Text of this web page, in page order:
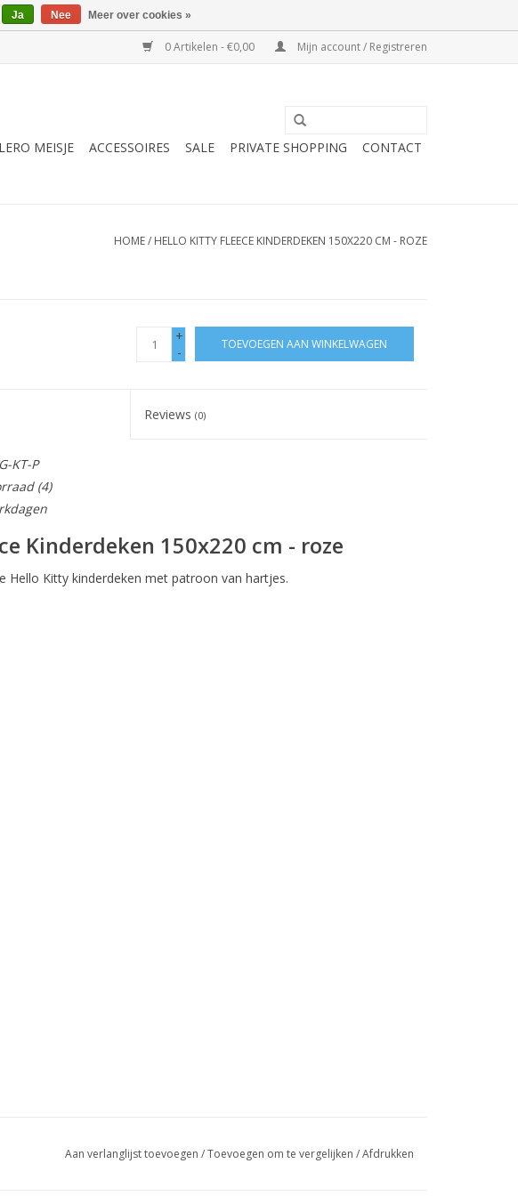
0 Artikelen - €0,00 Mijn account / Registreren
MEISJE ACCESSOIRES SALE PRIVATE SHOPPING CONTACT
HOME/ HELLO KITTY FLEECE KINDERDEKEN 150X220 CM - ROZE
+
-
TOEVOEGEN AAN WINKELWAGEN
Reviews(0)
KT-P
(4)
Kinderdeken 150x220 cm - roze
Hello Kitty kinderdeken met patroon van hartjes.
Aan verlanglijst toevoegen /Toevoegen om te vergelijken /Afdrukken
Ja Nee Meer over cookies »